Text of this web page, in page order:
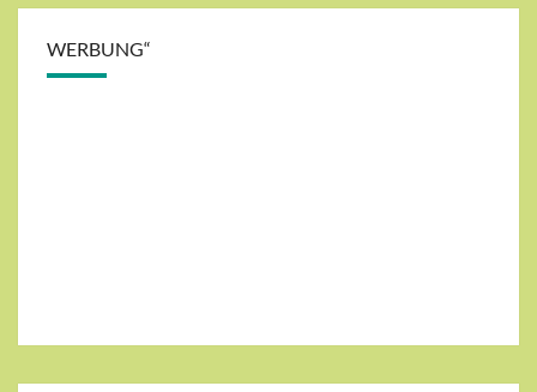
WERBUNG“